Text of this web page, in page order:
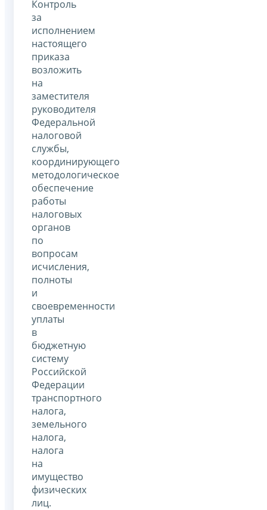
Контроль
за
исполнением
настоящего
приказа
возложить
на
заместителя
руководителя
Федеральной
налоговой
службы,
координирующего
методологическое
обеспечение
работы
налоговых
органов
по
вопросам
исчисления,
полноты
и
своевременности
уплаты
в
бюджетную
систему
Российской
Федерации
транспортного
налога,
земельного
налога,
налога
на
имущество
физических
лиц.